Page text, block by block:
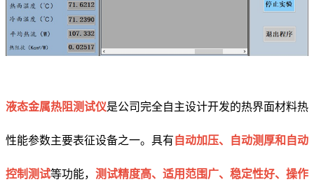
液态金属热阻测试仪是公司完全自主设计开发的热界面材料热
性能参数主要表征设备之一。具有自动加压、自动测厚和自动
控制测试等功能， 测试精度高、适用范围广、稳定性好、操作